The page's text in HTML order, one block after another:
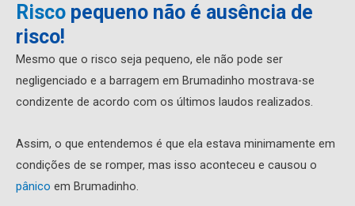
Risco pequeno não é ausência de
risco!
Mesmo que o risco seja pequeno, ele não pode ser
negligenciado e a barragem em Brumadinho mostrava-se
condizente de acordo com os últimos laudos realizados.
Assim, o que entendemos é que ela estava minimamente em
condições de se romper, mas isso aconteceu e causou o
pânico em Brumadinho.